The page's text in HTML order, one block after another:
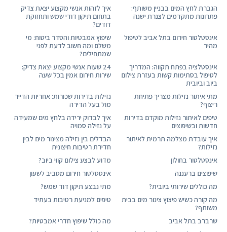
הגברת לחץ המים בבניין משותף:
פתרונות מתקדמים לצנרת ישנה
איך לזהות אנשי מקצוע יצאת צדיק
בתחום תיקון דודי שמש ותחזוקת
דודים?
אינסטלטור חירום בתל אביב לטיפול
מהיר
שיפוץ אמבטיות והסדר ביטוח: מי
משלם ומה חשוב לדעת לפני
שמתחילים?
אינסטלציה בפתח תקווה: המדריך
לטיפול בסתימות קשות בעזרת צילום
ביוב וביובית
24 שעות אנשי מקצוע יצאת צדיק:
שירות חירום אמין בכל שעה
מתי איתור נזילות מצריך פתיחת
ריצוף?
נזילות בדירות שכורות: אחריות הדייר
מול בעל הדירה
טיפים לאיתור נזילות מוקדם בדירות
חדשות ובשיפוצים
איך לבדוק ירידה בלחץ מים שמעידה
על נזילה סמויה
איך עובדת מצלמה תרמית לאיתור
נזילות?
הבדלים בין נזילה מצינור מים לבין
חדירת רטיבות חיצונית
אינסטלטור בחולון
מדוע לבצע צילום קווי ביוב?
שיפוצים ברעננה
אינסטלטור חירום מסביב לשעון
מה כוללים שירותי ביובית?
מתי נבצע תיקון דוד שמש?
מה קורה כשיש פיצוץ צינור מים בבית
משותף?
טיפים למניעת רטיבות בעתיד
שרברב בתל אביב
מה כולל שיפוץ חדרי אמבטיות?